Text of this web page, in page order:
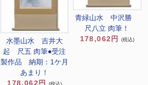
水墨山水 吉井大
起 尺五 肉筆●受注
製作品 納期：1ケ月
あまり！
178,062円
(税込)
青緑山水 中沢勝
尺八立 肉筆！
178,062円
(税込)